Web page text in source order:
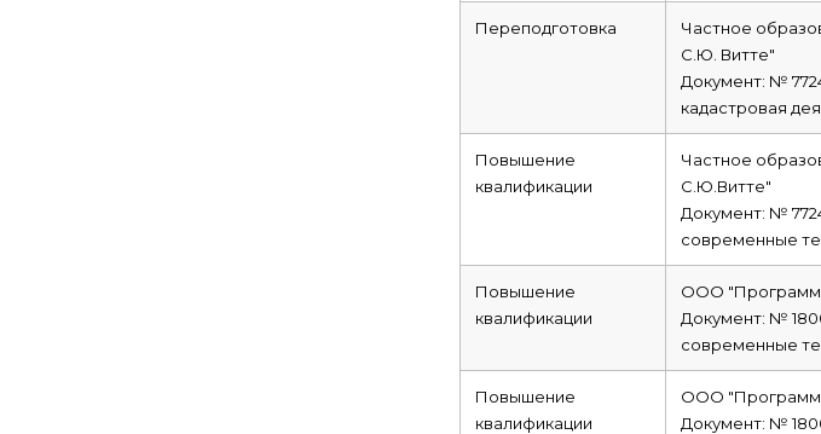
Переподготовка
Частное
С.Ю. Витте"
Документ: №
кадастровая
Повышение
квалификации
Частное
С.Ю.Витте"
Документ: №
современные
Повышение
квалификации
ООО
Документ: №
современные
Повышение
квалификации
ООО
Документ: №